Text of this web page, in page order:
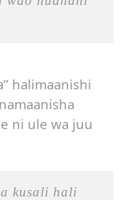
halimaanishi
ni ule wa juu
kusali hali